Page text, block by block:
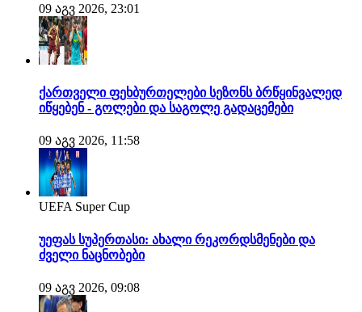
09 აგვ 2026, 23:01
ქართველი ფეხბურთელები სეზონს ბრწყინვალედ
იწყებენ - გოლები და საგოლე გადაცემები
09 აგვ 2026, 11:58
UEFA Super Cup
უეფას სუპერთასი: ახალი რეკორდსმენები და
ძველი ნაცნობები
09 აგვ 2026, 09:08